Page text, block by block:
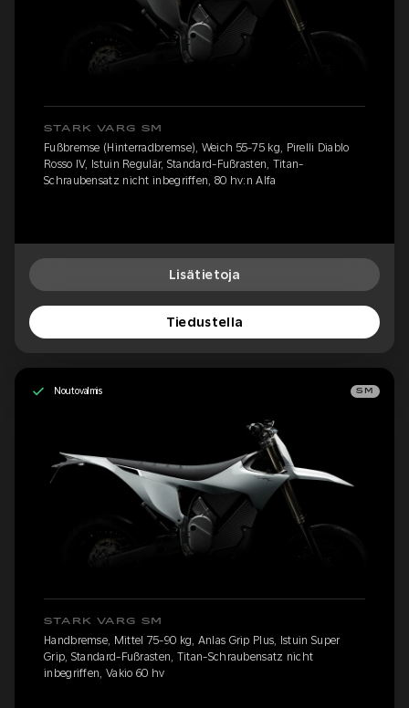
STARK VARG SM
Fußbremse (Hinterradbremse), Weich 55-75 kg, Pirelli Diablo
Rosso IV, Istuin Regulär, Standard-Fußrasten, Titan-
Schraubensatz nicht inbegriffen, 80 hv:n Alfa
Lisätietoja
Tiedustella
Noutovalmis SM
STARK VARG SM
Handbremse, Mittel 75-90 kg, Anlas Grip Plus, Istuin Super
Grip, Standard-Fußrasten, Titan-Schraubensatz nicht
inbegriffen, Vakio 60 hv